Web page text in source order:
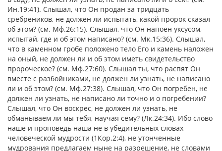
Ин.19:41). Слышал, что Он продан за тридцать
сребреников, не должен ли испытать, какой пророк сказал
об этом? (см. Мф.26:15). Слышал, что Он напоен уксусом,
испытай, где и об этом написано? (см. Мк.15:36). Слышал,
что в каменном гробе положено тело Его и камень наложен
на оный, не должен ли и об этом иметь свидетельство
пророческое? (см. Мф.27:60). Слышал ты, что распят Он
вместе с разбойниками, не должен ли узнать, не написано
ли и об этом? (см. Мф.27:38). Слышал, что Он погребен, не
должен ли узнать, не написано ли точно и о погребении?
Слышал, что Он воскрес, не должен ли узнать, не
обманываем ли мы тебя, научая сему? (Лк.24:34). Ибо слово
наше и проповедь наша не в убедительных словах
человеческой мудрости (1Кор.2:4), не утонченные
мудрования предлагаем ныне на разрешение, не словами